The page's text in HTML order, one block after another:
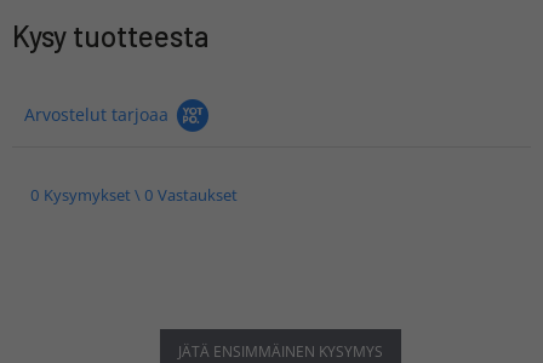
Kysy tuotteesta
Arvostelut tarjoaa
0 Kysymykset \ 0 Vastaukset
JÄTÄ ENSIMMÄINEN KYSYMYS